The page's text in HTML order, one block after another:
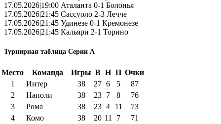
17.05.2026|19:00 Аталанта 0-1 Болонья
17.05.2026|21:45 Сассуоло 2-3 Лечче
17.05.2026|21:45 Удинезе 0-1 Кремонезе
17.05.2026|21:45 Кальяри 2-1 Торино
Турнирная таблица Серии А
Место Команда Игры В Н П Очки
1
Интер 38 27 6 5
87
2
Наполи 38 23 7 8
76
3
Рома 38 23 4 11
73
4
Комо 38 20 11 7
71